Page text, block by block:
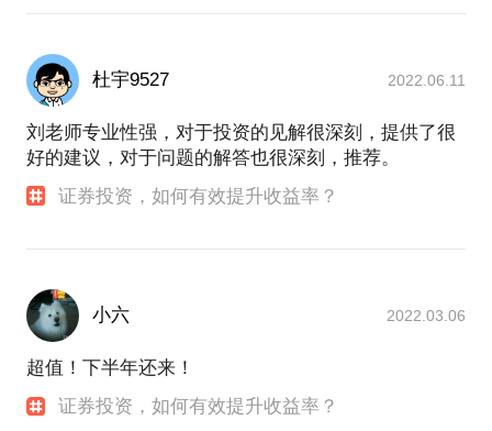
杜宇9527 2022.06.11
刘老师专业性强，对于投资的见解很深刻，提供了很
好的建议，对于问题的解答也很深刻，推荐。
证券投资，如何有效提升收益率？
小六 2022.03.06
超值！下半年还来！
证券投资，如何有效提升收益率？